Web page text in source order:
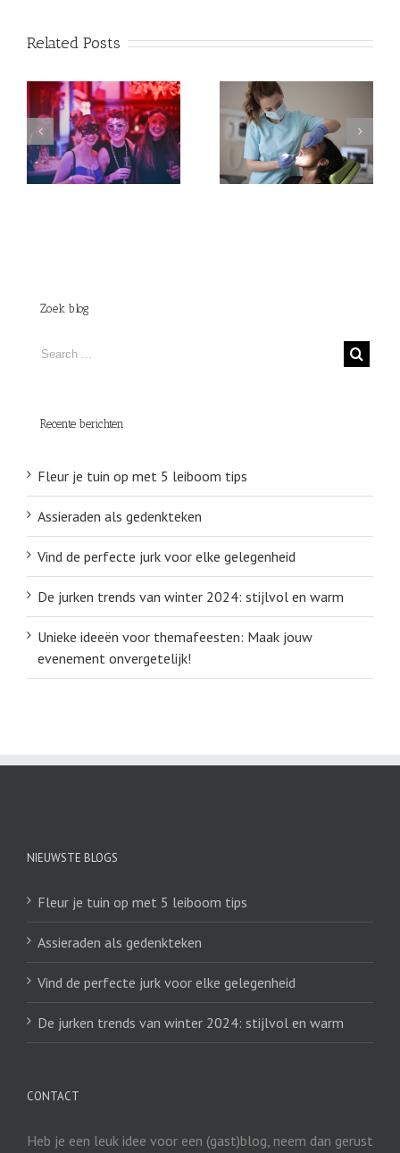
Related Posts
Angst voor de tandarts?
Kies dan voor een
behandeling onder
Voor elk thema een
leuke jurk
Zoek blog
Recente berichten
Fleur je tuin op met 5 leiboom tips
Assieraden als gedenkteken
Vind de perfecte jurk voor elke gelegenheid
De jurken trends van winter 2024: stijlvol en warm
Unieke ideeën voor themafeesten: Maak jouw
evenement onvergetelijk!
NIEUWSTE BLOGS
Fleur je tuin op met 5 leiboom tips
Assieraden als gedenkteken
Vind de perfecte jurk voor elke gelegenheid
De jurken trends van winter 2024: stijlvol en warm
CONTACT
Heb je een leuk idee voor een (gast)blog, neem dan gerust